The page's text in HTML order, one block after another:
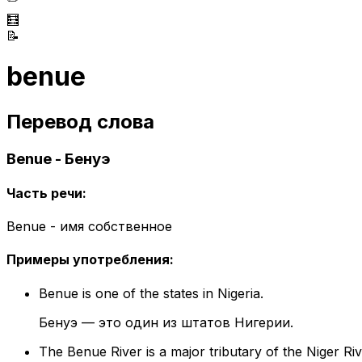
🧮
📝
benue
Перевод слова
Benue - Бенуэ
Часть речи:
Benue - имя собственное
Примеры употребления:
Benue is one of the states in Nigeria.
Бенуэ — это один из штатов Нигерии.
The Benue River is a major tributary of the Niger